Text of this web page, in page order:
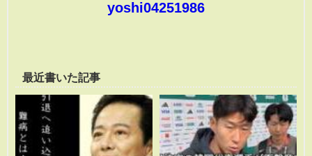
yoshi04251986
最近書いた記事